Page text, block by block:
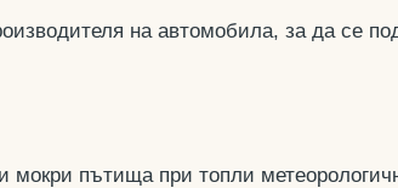
на автомобила, за да се
мокри пътища при топли